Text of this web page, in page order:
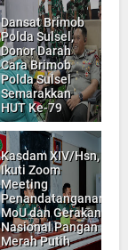
Dansat Brimob
Polda Sulsel,
Donor Darah
Cara Brimob
Polda Sulsel
Semarakkan
HUT Ke-79
Kasdam XIV/Hsn,
Ikuti Zoom
Meeting
Penandatanganan
MoU dan Gerakan
Nasional Pangan
Merah Putih